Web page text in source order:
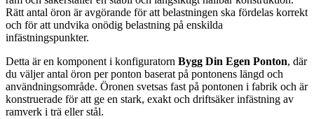
Rätt antal öron är avgörande för att belastningen ska fördelas korrekt
och för att undvika onödig belastning på enskilda
infästningspunkter.
Detta är en komponent i konfiguratorn Bygg Din Egen Ponton, där
du väljer antal öron per ponton baserat på pontonens längd och
användningsområde. Öronen svetsas fast på pontonen i fabrik och är
konstruerade för att ge en stark, exakt och driftsäker infästning av
ramverk i trä eller stål.